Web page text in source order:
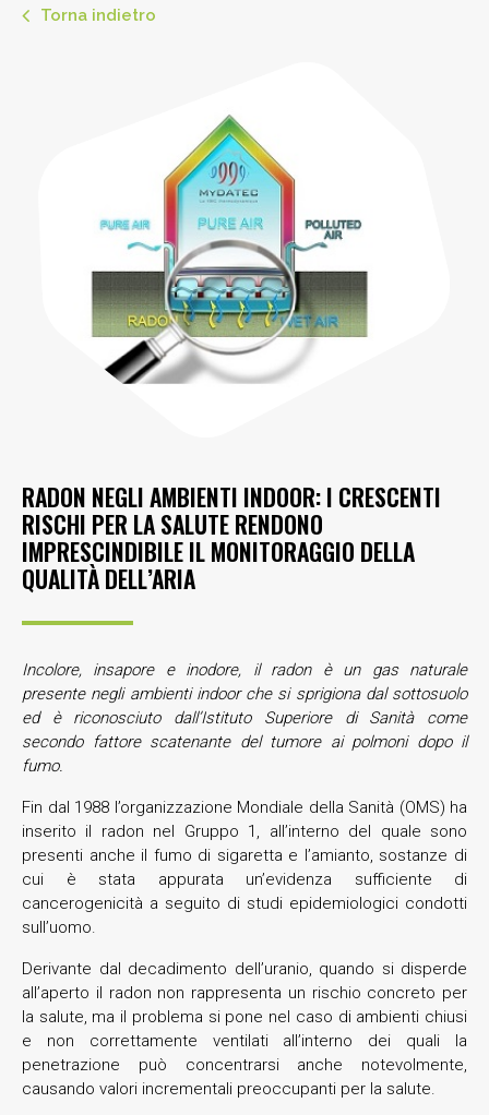
Torna indietro
RADON NEGLI AMBIENTI INDOOR: I CRESCENTI
RISCHI PER LA SALUTE RENDONO
IMPRESCINDIBILE IL MONITORAGGIO DELLA
QUALITÀ DELL’ARIA
Incolore, insapore e inodore, il radon è un gas naturale
presente negli ambienti indoor che si sprigiona dal sottosuolo
ed è riconosciuto dall’Istituto Superiore di Sanità come
secondo fattore scatenante del tumore ai polmoni dopo il
fumo.
Fin dal 1988 l’organizzazione Mondiale della Sanità (OMS) ha
inserito il radon nel Gruppo 1, all’interno del quale sono
presenti anche il fumo di sigaretta e l’amianto, sostanze di
cui è stata appurata un’evidenza sufficiente di
cancerogenicità a seguito di studi epidemiologici condotti
sull’uomo.
Derivante dal decadimento dell’uranio, quando si disperde
all’aperto il radon non rappresenta un rischio concreto per
la salute, ma il problema si pone nel caso di ambienti chiusi
e non correttamente ventilati all’interno dei quali la
penetrazione può concentrarsi anche notevolmente,
causando valori incrementali preoccupanti per la salute.